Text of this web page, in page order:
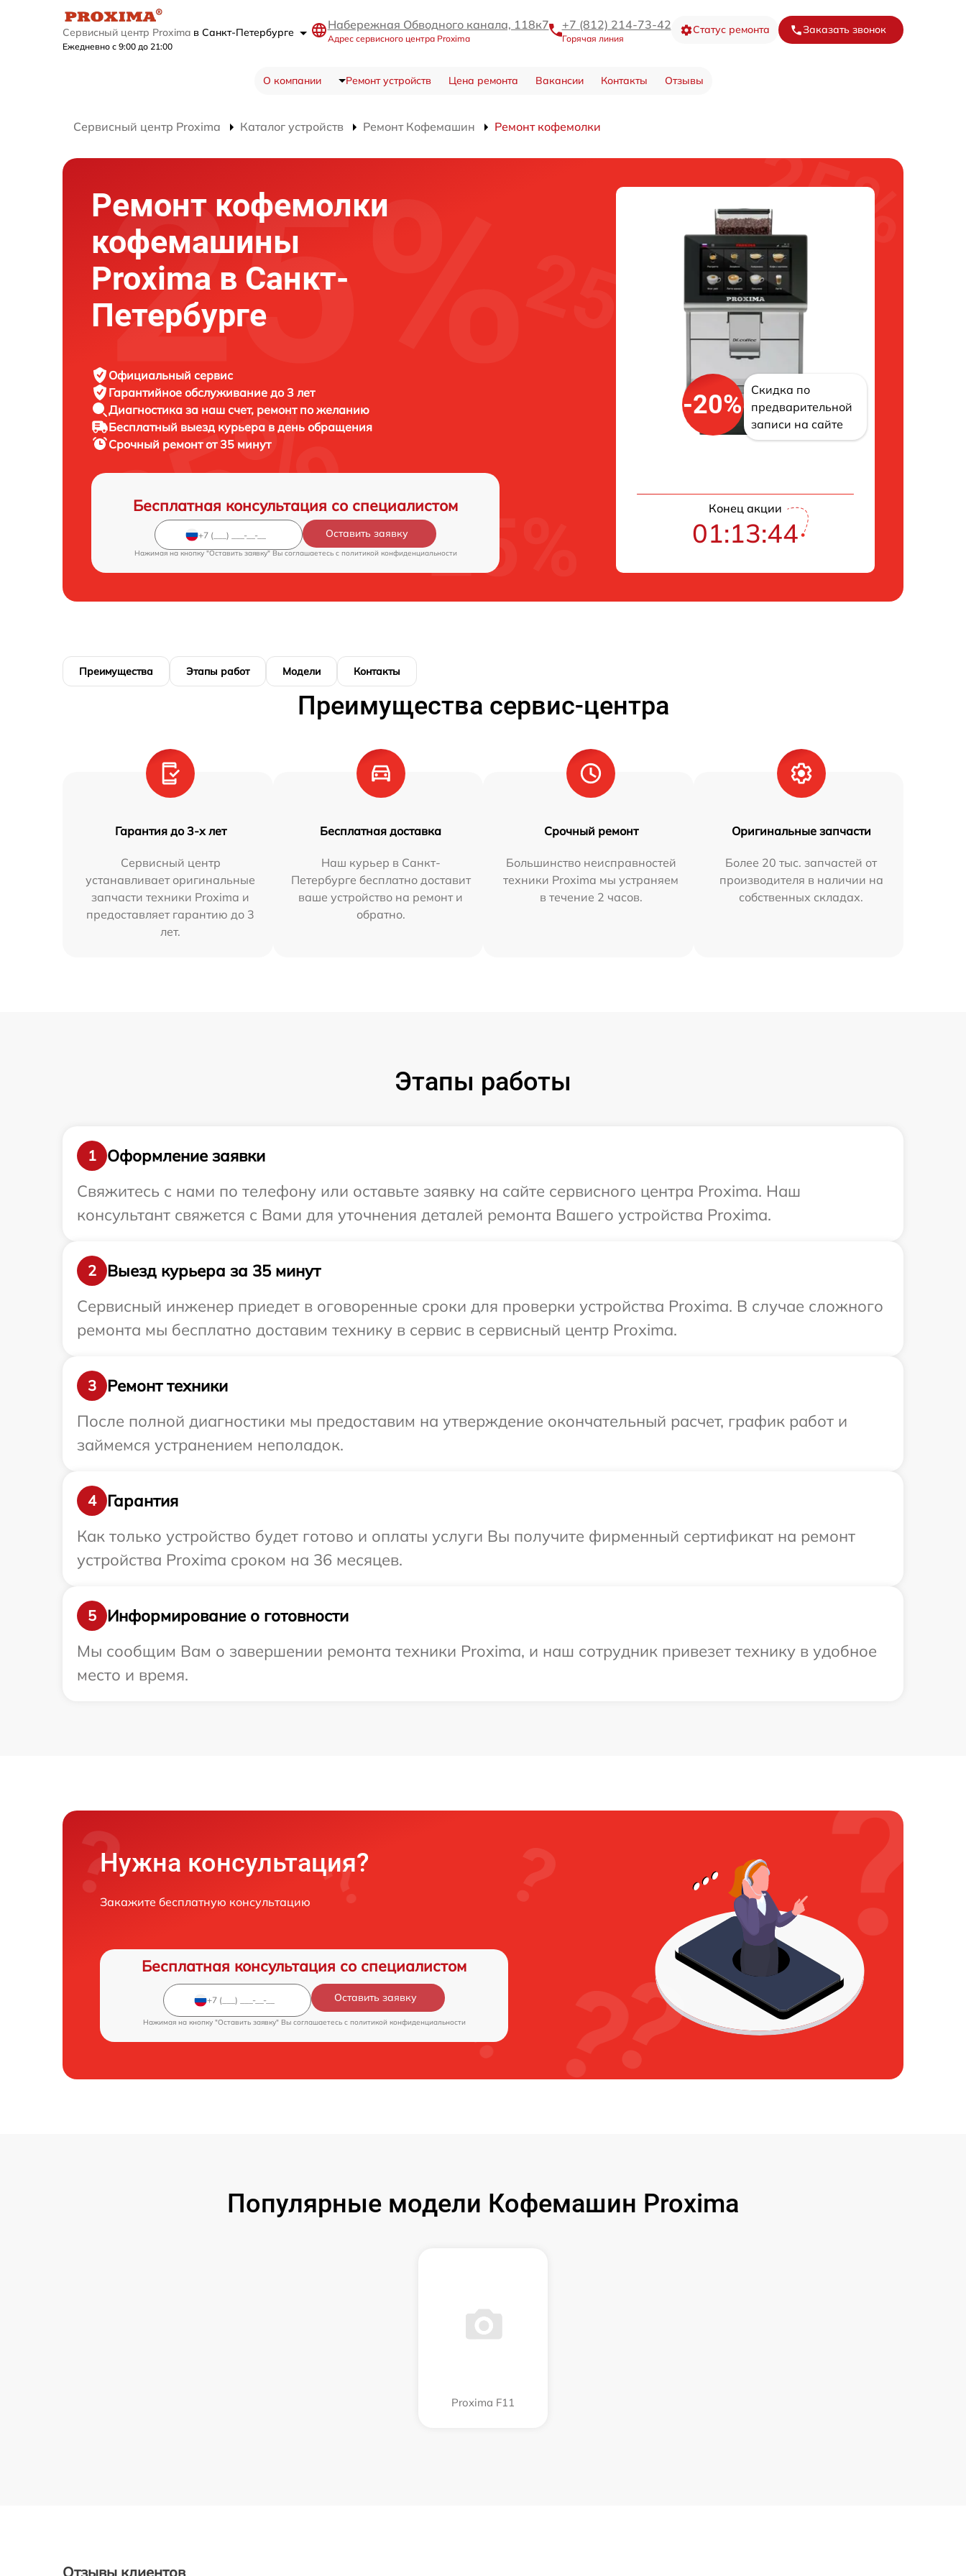
Сервисный центр Proxima в Санкт-Петербурге
Ежедневно с 9:00 до 21:00
Набережная Обводного канала, 118к7
Адрес сервисного центра Proxima
+7 (812) 214-73-42
Горячая линия
Статус ремонта Заказать звонок
О компании Ремонт устройств Цена ремонта Вакансии Контакты Отзывы
Сервисный центр Proxima Каталог устройств Ремонт Кофемашин Ремонт кофемолки
Ремонт кофемолки
кофемашины
Proxima в Санкт-
Петербурге
Официальный сервис
Гарантийное обслуживание до 3 лет
Диагностика за наш счет, ремонт по желанию
Бесплатный выезд курьера в день обращения
Срочный ремонтот 35 минут
Бесплатная консультация со специалистом
Оставить заявку
Нажимая на кнопку "Оставить заявку" Вы соглашаетесь c политикой конфиденциальности
-20%
Скидка по
предварительной
записи на сайте
Конец акции
01:13:43
Преимущества Этапы работ Модели Контакты
Преимущества сервис-центра
Гарантия до 3-х лет
Сервисный центр
устанавливает оригинальные
запчасти техники Proxima и
предоставляет гарантию до 3
лет.
Бесплатная доставка
Наш курьер в Санкт-
Петербурге бесплатно доставит
ваше устройство на ремонт и
обратно.
Срочный ремонт
Большинство неисправностей
техники Proxima мы устраняем
в течение 2 часов.
Оригинальные запчасти
Более 20 тыс. запчастей от
производителя в наличии на
собственных складах.
Этапы работы
1
Оформление заявки
Свяжитесь с нами по телефону или оставьте заявку на сайте сервисного центра Proxima. Наш
консультант свяжется с Вами для уточнения деталей ремонта Вашего устройства Proxima.
2
Выезд курьера за 35 минут
Сервисный инженер приедет в оговоренные сроки для проверки устройства Proxima. В случае сложного
ремонта мы бесплатно доставим технику в сервис в сервисный центр Proxima.
3
Ремонт техники
После полной диагностики мы предоставим на утверждение окончательный расчет, график работ и
займемся устранением неполадок.
4
Гарантия
Как только устройство будет готово и оплаты услуги Вы получите фирменный сертификат на ремонт
устройства Proxima сроком на 36 месяцев.
5
Информирование о готовности
Мы сообщим Вам о завершении ремонта техники Proxima, и наш сотрудник привезет технику в удобное
место и время.
Нужна консультация?
Закажите бесплатную консультацию
Бесплатная консультация со специалистом
Оставить заявку
Нажимая на кнопку "Оставить заявку" Вы соглашаетесь c политикой конфиденциальности
Популярные модели Кофемашин Proxima
Proxima F11
Отзывы клиентов